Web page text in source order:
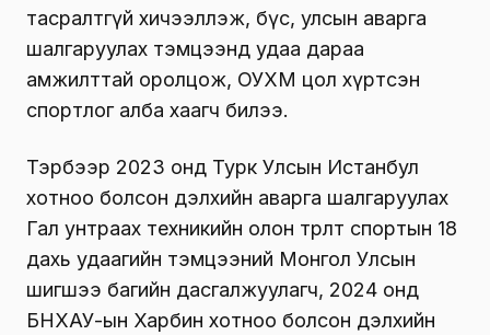
тасралтгүй хичээллэж, бүс, улсын аварга
шалгаруулах тэмцээнд удаа дараа
амжилттай оролцож, ОУХМ цол хүртсэн
спортлог алба хаагч билээ.
Тэрбээр 2023 онд Турк Улсын Истанбул
хотноо болсон дэлхийн аварга шалгаруулах
Гал унтраах техникийн олон төрөлт спортын 18
дахь удаагийн тэмцээний Монгол Улсын
шигшээ багийн дасгалжуулагч, 2024 онд
БНХАУ-ын Харбин хотноо болсон дэлхийн